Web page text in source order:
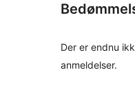
Der er endnu
anmeldelser.